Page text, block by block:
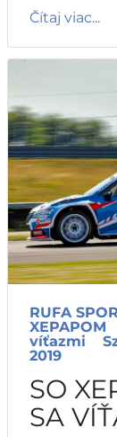
Čítaj viac...
RUFA
víťazmi
2019
SO
SA